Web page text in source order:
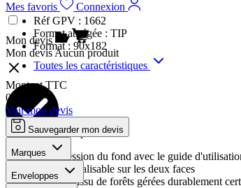
Mes favoris Connexion
Mon devis
Mon devis Aucun produit
Montant TTC
0,00 €
Voir mon devis
Sauvegarder mon devis
Marques
Enveloppes
Réf GPV : 1662
Format abrégée : TIP
Format : 90x182
Toutes les caractéristiques
Les plus
Impression du fond avec le guide
Personnalisable sur les deux faces
Papier issu de forêts gérées durablement